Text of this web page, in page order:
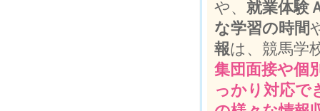
や、 就業体験
な学習の時間
報は、競馬学
集団面接や個
っかり対応で